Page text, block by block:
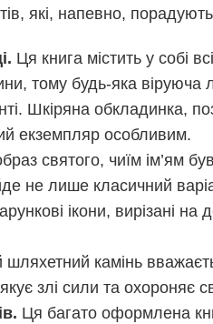
які, напевно,
Ця книга містить у собі
тому будь-яка
Шкіряна обкладинка,
екземпляр особливим.
святого, чиїм ім’ям
не лише класичний
ікони, вирізані на
шляхетний камінь
злі сили та охороняє
Ця багато оформлена